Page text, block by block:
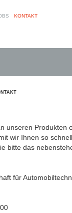
KONTAKT
unseren Produkten
wir Ihnen so
bitte das
für